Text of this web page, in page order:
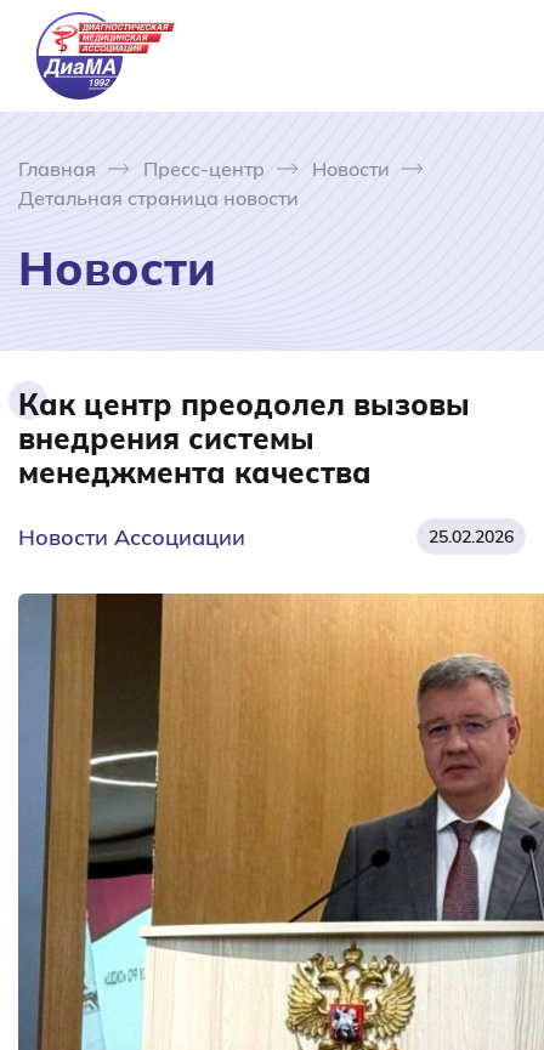
Главная Пресс-центр
Новости
Детальная страница новости
Новости
Как центр преодолел вызовы
внедрения системы
менеджмента качества
Новости Ассоциации 25.02.2026